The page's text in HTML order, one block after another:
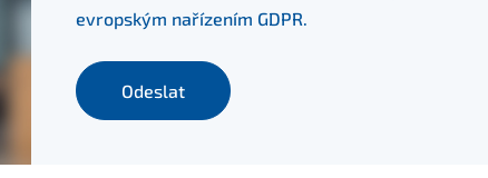
evropským nařízením GDPR.
Odeslat